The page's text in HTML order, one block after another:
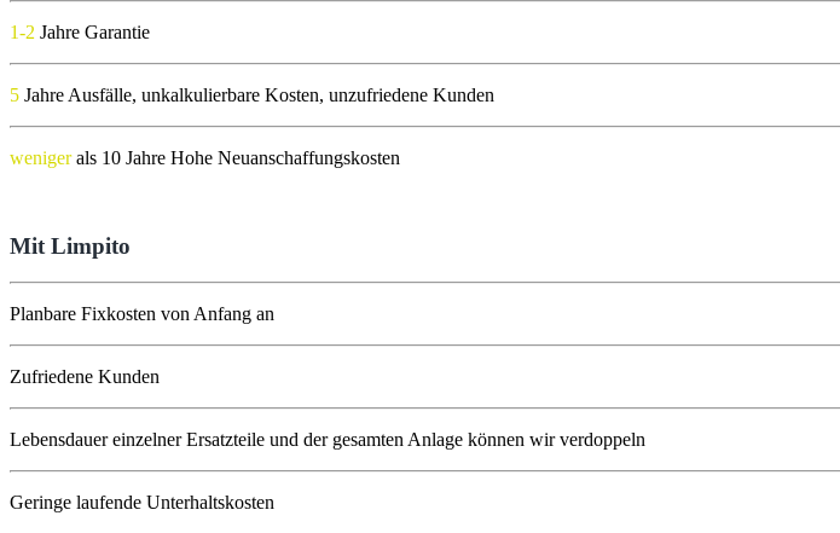
1-2 Jahre Garantie
5 Jahre Ausfälle, unkalkulierbare Kosten, unzufriedene Kunden
wenigerals 10 Jahre Hohe Neuanschaffungskosten
Mit Limpito
Planbare Fixkosten von Anfang an
Zufriedene Kunden
Lebensdauer einzelner Ersatzteile und der gesamten Anlage können wir verdoppeln
Geringe laufende Unterhaltskosten